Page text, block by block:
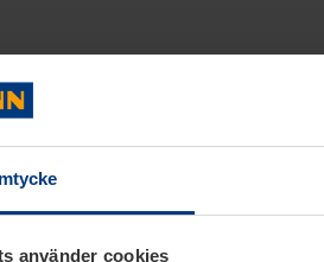
använder cookies